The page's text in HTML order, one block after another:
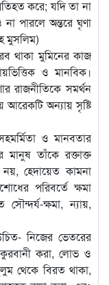
করে; যদি তা না
পারলে অন্তরে ঘৃণা
মুসলিম)
থাকা মুমিনের কাজ
ও মানবিক।
রাজনীতিকে সমর্থন
আরেকটি অন্যায় সৃষ্টি
ও মানবতার
মানুষ তাঁকে রক্তাক্ত
হেদায়েত কামনা
পরিবর্তে ক্ষমা
ক্ষমা, ন্যায়,
নিজের ভেতরের
কুরবানী করা, লোভ ও
থেকে বিরত থাকা,